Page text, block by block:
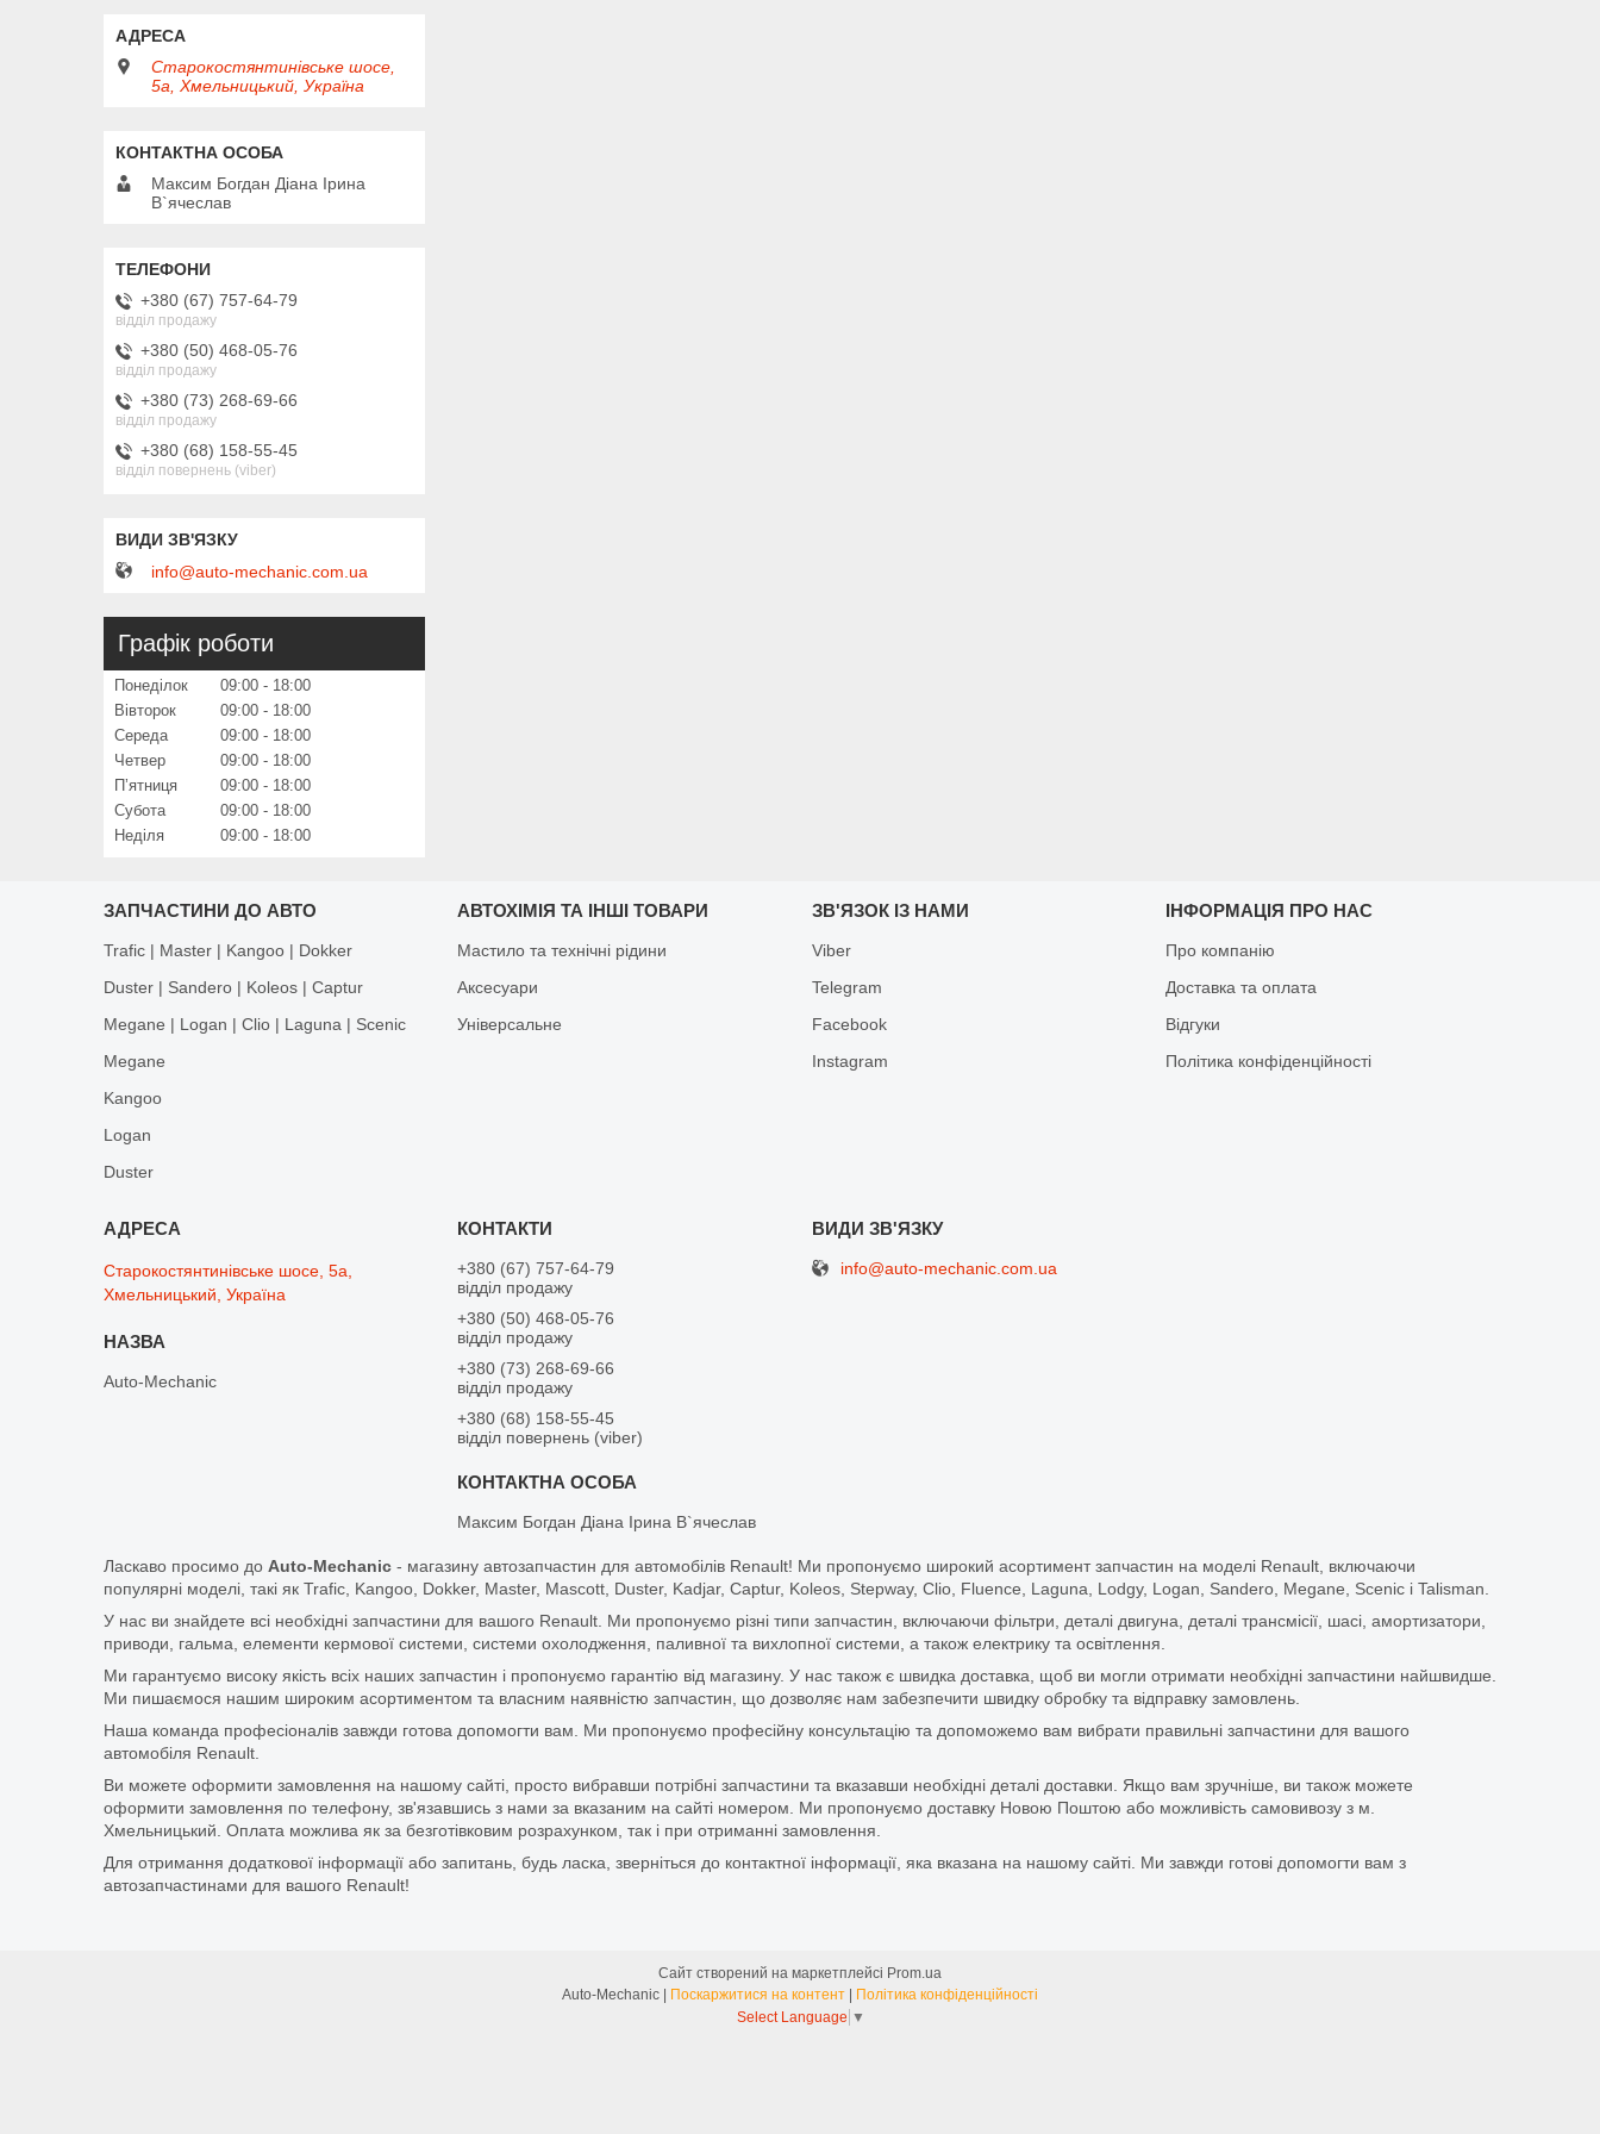
Старокостянтинівське шосе,
5а, Хмельницький, Україна
Максим Богдан Діана Ірина
В`ячеслав
+380 (67) 757-64-79
відділ продажу
+380 (50) 468-05-76
відділ продажу
+380 (73) 268-69-66
відділ продажу
+380 (68) 158-55-45
відділ повернень (viber)
info@auto-mechanic.com.ua
Графік роботи
Понеділок 09:00
18:00
Вівторок
09:00
18:00
Середа
09:00
18:00
Четвер
09:00
18:00
Пʼятниця
09:00
18:00
Субота
09:00
18:00
Неділя
09:00 18:00
ЗАПЧАСТИНИ ДО АВТО
Trafic | Master | Kangoo | Dokker
Duster | Sandero | Koleos | Captur
Megane | Logan | Clio | Laguna | Scenic
Megane
Kangoo
Logan
Duster
АВТОХІМІЯ ТА ІНШІ ТОВАРИ
Мастило та технічні рідини
Аксесуари
Універсальне
ЗВ'ЯЗОК ІЗ НАМИ
Viber
Telegram
Facebook
Іnstagram
ІНФОРМАЦІЯ ПРО НАС
Про компанію
Доставка та оплата
Відгуки
Політика конфіденційності
Старокостянтинівське шосе, 5а,
Хмельницький, Україна
Auto-Mechanic
+380 (67) 757-64-79
відділ продажу
+380 (50) 468-05-76
відділ продажу
+380 (73) 268-69-66
відділ продажу
+380 (68) 158-55-45
відділ повернень (viber)
Максим Богдан Діана Ірина В`ячеслав
info@auto-mechanic.com.ua
Ласкаво просимо до Auto-Mechanic - магазину автозапчастин для автомобілів Renault! Ми пропонуємо широкий асортимент запчастин на моделі Renault, включаючи
популярні моделі, такі як Trafic, Kangoo, Dokker, Master, Mascott, Duster, Kadjar, Captur, Koleos, Stepway, Clio, Fluence, Laguna, Lodgy, Logan, Sandero, Megane, Scenic і Talisman.
У нас ви знайдете всі необхідні запчастини для вашого Renault. Ми пропонуємо різні типи запчастин, включаючи фільтри, деталі двигуна, деталі трансмісії, шасі, амортизатори,
приводи, гальма, елементи кермової системи, системи охолодження, паливної та вихлопної системи, а також електрику та освітлення.
Ми гарантуємо високу якість всіх наших запчастин і пропонуємо гарантію від магазину. У нас також є швидка доставка, щоб ви могли отримати необхідні запчастини найшвидше.
Ми пишаємося нашим широким асортиментом та власним наявністю запчастин, що дозволяє нам забезпечити швидку обробку та відправку замовлень.
Наша команда професіоналів завжди готова допомогти вам. Ми пропонуємо професійну консультацію та допоможемо вам вибрати правильні запчастини для вашого
автомобіля Renault.
Ви можете оформити замовлення на нашому сайті, просто вибравши потрібні запчастини та вказавши необхідні деталі доставки. Якщо вам зручніше, ви також можете
оформити замовлення по телефону, зв'язавшись з нами за вказаним на сайті номером. Ми пропонуємо доставку Новою Поштою або можливість самовивозу з м.
Хмельницький. Оплата можлива як за безготівковим розрахунком, так і при отриманні замовлення.
Для отримання додаткової інформації або запитань, будь ласка, зверніться до контактної інформації, яка вказана на нашому сайті. Ми завжди готові допомогти вам з
автозапчастинами для вашого Renault!
Сайт створений на маркетплейсі Prom.ua
Поскаржитися на контент
Політика конфіденційності
Select Language ▼